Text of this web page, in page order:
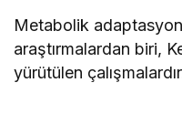
Metabolik
araştırmalardan biri,
yürütülen